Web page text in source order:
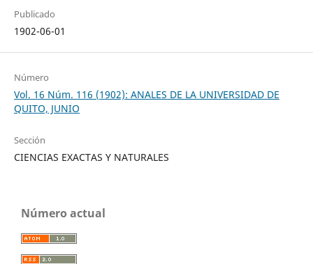
Publicado
1902-06-01
Número
Vol. 16 Núm. 116 (1902): ANALES DE LA UNIVERSIDAD DE
QUITO, JUNIO
Sección
CIENCIAS EXACTAS Y NATURALES
Número actual